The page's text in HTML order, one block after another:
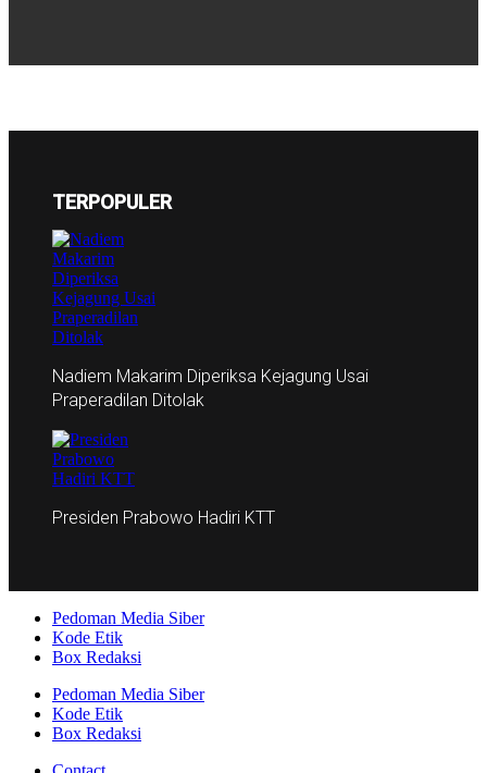
TERPOPULER
Nadiem Makarim Diperiksa Kejagung Usai
Praperadilan Ditolak
Presiden Prabowo Hadiri KTT
Pedoman Media Siber
Kode Etik
Box Redaksi
Pedoman Media Siber
Kode Etik
Box Redaksi